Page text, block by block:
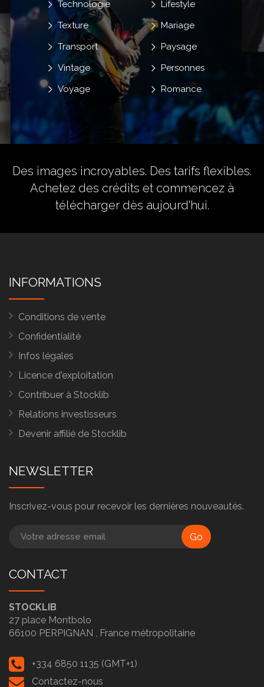
Lifestyle
Mariage
Paysage
Personnes
Romance
Technologie
Texture
Transport
Vintage
Voyage
Des images incroyables. Des tarifs flexibles.
Achetez des crédits et commencez à
télécharger dès aujourd'hui.
INFORMATIONS
Conditions de vente
Confidentialité
Infos légales
Licence d'exploitation
Contribuer à Stocklib
Relations investisseurs
Devenir affilié de Stocklib
NEWSLETTER
Inscrivez-vous pour recevoir les dernières nouveautés.
Go
CONTACT
STOCKLIB
27 place Montbolo
66100 PERPIGNAN , France métropolitaine
+334 6850 1135 (GMT+1)
Contactez-nous